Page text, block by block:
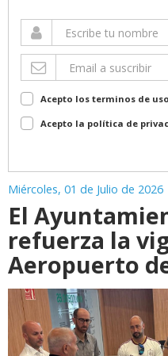
Acepto los terminos de uso
Acepto la política de
Miércoles, 01 de Julio de 2026
El
refuerza la
Aeropuerto